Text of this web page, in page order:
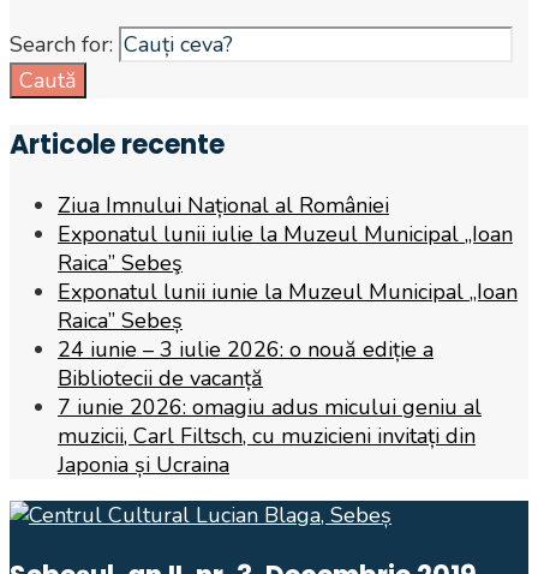
Search for:
Caută
Articole recente
Ziua Imnului Național al României
Exponatul lunii iulie la Muzeul Municipal „Ioan
Raica” Sebeş
Exponatul lunii iunie la Muzeul Municipal „Ioan
Raica” Sebeș
24 iunie – 3 iulie 2026: o nouă ediție a
Bibliotecii de vacanță
7 iunie 2026: omagiu adus micului geniu al
muzicii, Carl Filtsch, cu muzicieni invitați din
Japonia și Ucraina